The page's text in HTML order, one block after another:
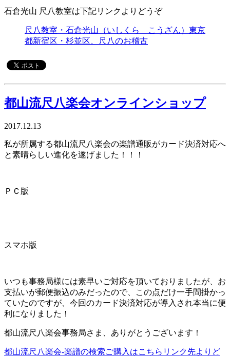
石倉光山 尺八教室は下記リンクよりどうぞ
尺八教室・石倉光山（いしくら こうざん）東京
都新宿区・杉並区、尺八のお稽古
都山流尺八楽会オンラインショップ
2017.12.13
私が所属する都山流尺八楽会の楽譜通販がカード決済対応へ
と素晴らしい進化を遂げました！！！
ＰＣ版
スマホ版
いつも事務局様には素早いご対応を頂いておりましたが、お
支払いが郵便振込のみだったので、この点だけ一手間掛かっ
ていたのですが、今回のカード決済対応が導入され本当に便
利になりました！
都山流尺八楽会事務局さま、ありがとうございます！
都山流尺八楽会-楽譜の検索ご購入はこちらリンク先よりど